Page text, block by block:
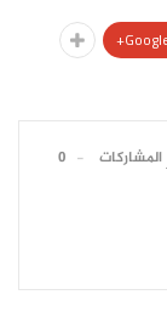
0